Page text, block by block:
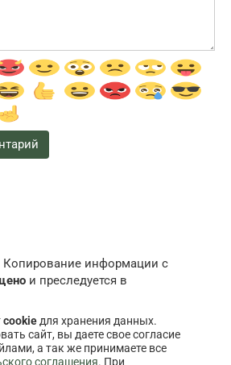
информации с
и преследуется в
cookie для хранения данных.
сайт, вы даете свое согласие
а так же принимаете все
соглашения. При